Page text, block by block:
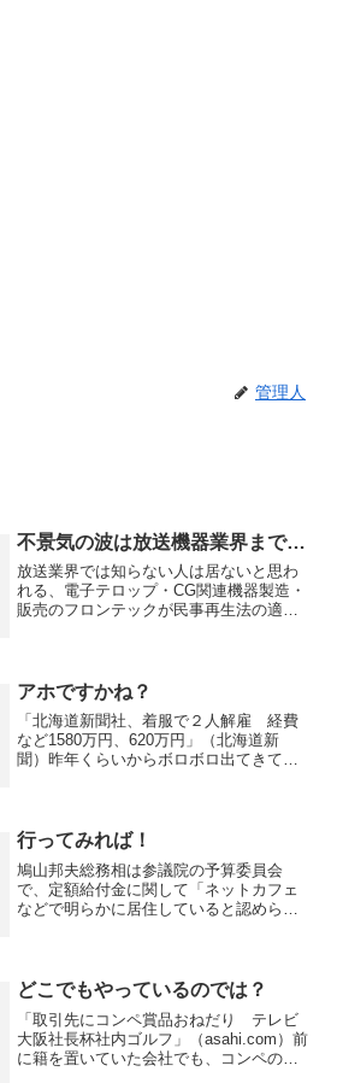
管理人
不景気の波は放送機器業界まで…
放送業界では知らない人は居ないと思わ
れる、電子テロップ・CG関連機器製造・
販売のフロンテックが民事再生法の適用
こけた模様。まぁ、放送機...
アホですかね？
「北海道新聞社、着服で２人解雇 経費
など1580万円、620万円」（北海道新
聞）昨年くらいからボロボロ出てきてい
発覚した原因が「日付が...
行ってみれば！
鳩山邦夫総務相は参議院の予算委員会
で、定額給付金に関して「ネットカフェ
などで明らかに居住していると認められ
る「ネットカフェ難民」も支...
どこでもやっているのでは？
「取引先にコンペ賞品おねだり テレビ
大阪社長杯社内ゴルフ」（asahi.com）前
に籍を置いていた会社でも、コンペの商